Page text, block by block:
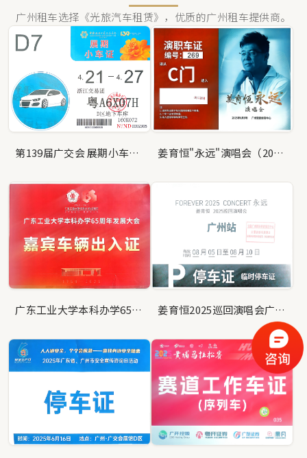
广州租车选择《光旅汽车租赁》，优质的广州租车提供商。
第139届广交会 展期小车证（浙江交易团） 姜育恒"永远"演唱会（2025年8月9日，广州宝能体育中心）演职人员车辆通行凭证
广东工业大学本科办学65周年发展大会嘉宾车辆出入凭证 姜育恒2025巡回演唱会广州站 临时停车证